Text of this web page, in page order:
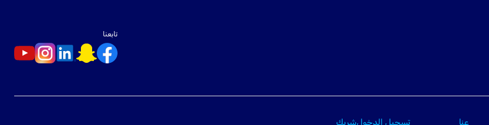
تابعنا
عنا تسجيل الدخولشريك